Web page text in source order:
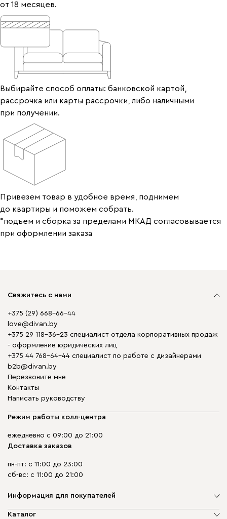
от 18 месяцев.
Выбирайте способ оплаты: банковской картой,
рассрочка или карты рассрочки, либо наличными
при получении.
Привезем товар в удобное время, поднимем
до квартиры и поможем собрать.
*подъем и сборка за пределами МКАД согласовывается
при оформлении заказа
Свяжитесь с нами
+375 (29) 668-66-44
love@divan.by
+375 29 118-36-23 специалист отдела корпоративных продаж
- оформление юридических лиц
+375 44 768-64-44 специалист по работе с дизайнерами
b2b@divan.by
Перезвоните мне
Контакты
Написать руководству
Режим работы колл-центра
ежедневно с 09:00 до 21:00
Доставка заказов
пн-пт: с 11:00 до 23:00
сб-вс: с 11:00 до 21:00
Информация для покупателей
О компании
Каталог